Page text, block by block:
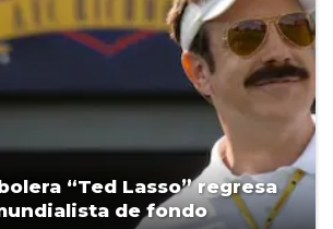
“Ted Lasso” regresa
de fondo